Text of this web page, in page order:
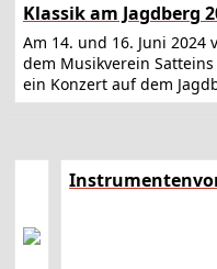
Klassik am Jagdberg
Am 14. und 16. Juni
dem Musikverein
ein Konzert auf dem